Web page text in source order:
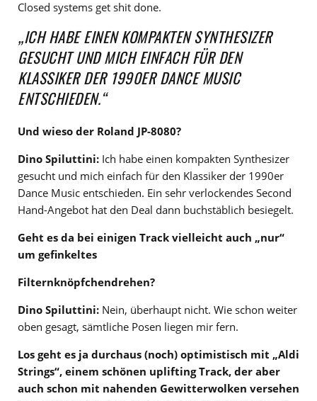
Closed systems get shit done.
„ICH HABE EINEN KOMPAKTEN SYNTHESIZER
GESUCHT UND MICH EINFACH FÜR DEN
KLASSIKER DER 1990ER DANCE MUSIC
ENTSCHIEDEN.“
Und wieso der Roland JP-8080?
Dino Spiluttini: Ich habe einen kompakten Synthesizer
gesucht und mich einfach für den Klassiker der 1990er
Dance Music entschieden. Ein sehr verlockendes Second
Hand-Angebot hat den Deal dann buchstäblich besiegelt.
Geht es da bei einigen Track vielleicht auch „nur“
um gefinkeltes
Filternknöpfchendrehen?
Dino Spiluttini: Nein, überhaupt nicht. Wie schon weiter
oben gesagt, sämtliche Posen liegen mir fern.
Los geht es ja durchaus (noch) optimistisch mit „Aldi
Strings“, einem schönen uplifting Track, der aber
auch schon mit nahenden Gewitterwolken versehen